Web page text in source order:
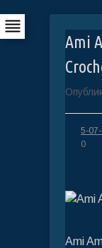
Ami
5-
0
Ami